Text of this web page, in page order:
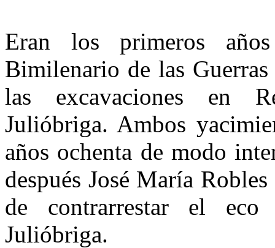
Eran los primeros
Bimilenario de las
las ex­cavaciones en
Julióbriga. Am­bos
años ochenta de modo
después José Ma­ría
de contrarrestar el eco
Julióbriga.